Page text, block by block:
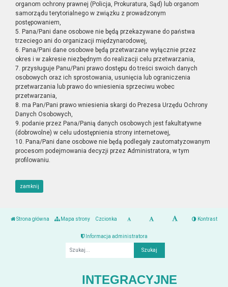
organom ochrony prawnej (Policja, Prokuratura, Sąd) lub organom
samorządu terytorialnego w związku z prowadzonym
postępowaniem,
5. Pana/Pani dane osobowe nie będą przekazywane do państwa
trzeciego ani do organizacji międzynarodowej,
6. Pana/Pani dane osobowe będą przetwarzane wyłącznie przez
okres i w zakresie niezbędnym do realizacji celu przetwarzania,
7. przysługuje Panu/Pani prawo dostępu do treści swoich danych
osobowych oraz ich sprostowania, usunięcia lub ograniczenia
przetwarzania lub prawo do wniesienia sprzeciwu wobec
przetwarzania,
8. ma Pan/Pani prawo wniesienia skargi do Prezesa Urzędu Ochrony
Danych Osobowych,
9. podanie przez Pana/Panią danych osobowych jest fakultatywne
(dobrowolne) w celu udostępnienia strony internetowej,
10. Pana/Pani dane osobowe nie będą podlegały zautomatyzowanym
procesom podejmowania decyzji przez Administratora, w tym
profilowaniu.
zamknij
Strona główna Mapa strony Czcionka Kontrast
Informacja administratora
INTEGRACYJNE